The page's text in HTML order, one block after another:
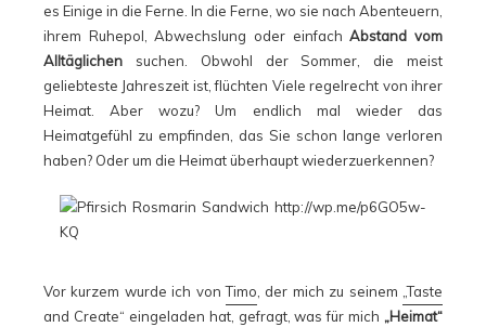
es Einige in die Ferne. In die Ferne, wo sie nach Abenteuern,
ihrem Ruhepol, Abwechslung oder einfachAbstand vom
Alltäglichen suchen. Obwohl der Sommer, die meist
geliebteste Jahreszeit ist, flüchten Viele regelrecht von ihrer
Heimat. Aber wozu? Um endlich mal wieder das
Heimatgefühl zu empfinden, das Sie schon lange verloren
haben? Oder um die Heimat überhaupt wiederzuerkennen?
Vor kurzem wurde ich vonTimo, der mich zu seinem „Taste
and Create“ eingeladen hat, gefragt, was für mich „Heimat“